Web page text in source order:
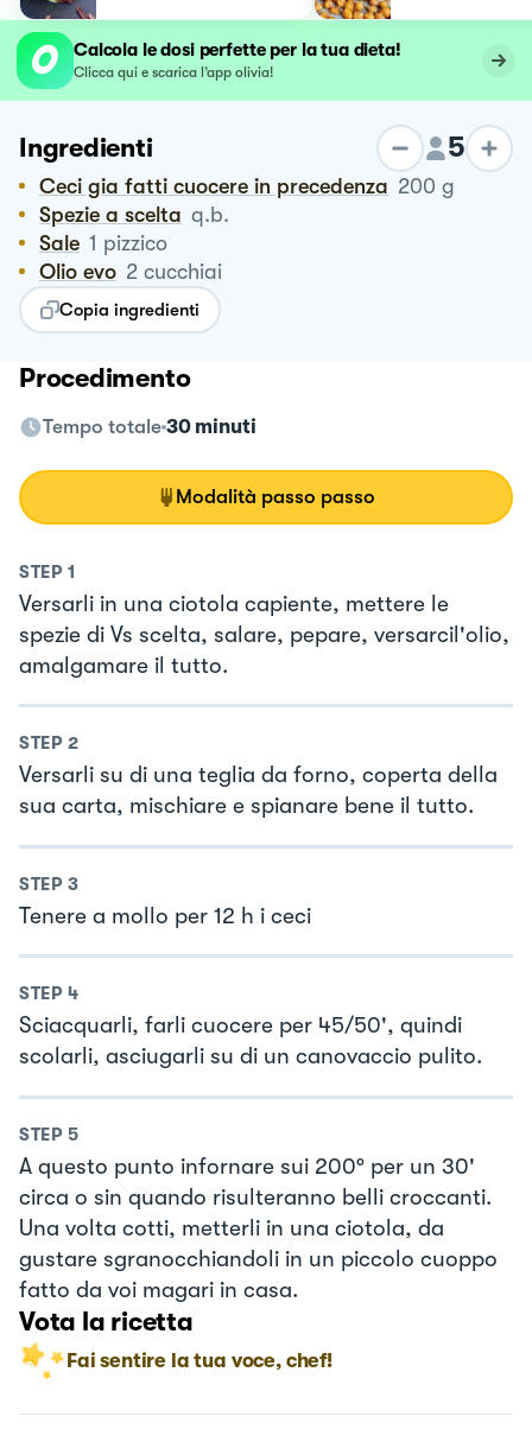
Calcola le dosi perfette per la tua dieta!
Clicca qui e scarica l’app olivia!
Ingredienti 5
Ceci gia fatti cuocere in precedenza 200 g
Spezie a scelta q.b.
Sale 1 pizzico
Olio evo 2 cucchiai
Copia ingredienti
Procedimento
Tempo totale 30 minuti
Modalità passo passo
STEP 1
Versarli in una ciotola capiente, mettere le
spezie di Vs scelta, salare, pepare, versarcil'olio,
amalgamare il tutto.
STEP 2
Versarli su di una teglia da forno, coperta della
sua carta, mischiare e spianare bene il tutto.
STEP 3
Tenere a mollo per 12 h i ceci
STEP 4
Sciacquarli, farli cuocere per 45/50', quindi
scolarli, asciugarli su di un canovaccio pulito.
STEP 5
A questo punto infornare sui 200° per un 30'
circa o sin quando risulteranno belli croccanti.
Una volta cotti, metterli in una ciotola, da
gustare sgranocchiandoli in un piccolo cuoppo
fatto da voi magari in casa.
Vota la ricetta
Fai sentire la tua voce, chef!